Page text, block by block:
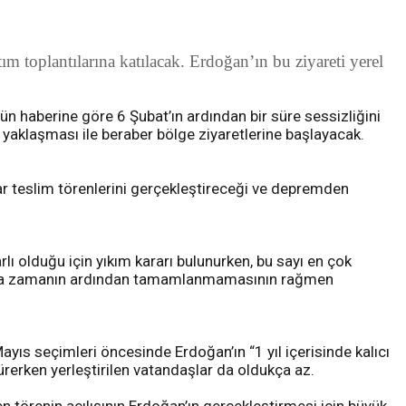
toplantılarına katılacak. Erdoğan’ın bu ziyareti yerel
haberine göre 6 Şubat’ın ardından bir süre sessizliğini
ile beraber bölge ziyaretlerine başlayacak.
teslim törenlerini gerçekleştireceği ve depremden
olduğu için yıkım kararı bulunurken, bu sayı en çok
ardından tamamlanmamasının rağmen
seçimleri öncesinde Erdoğan’ın “1 yıl içerisinde kalıcı
yerleştirilen vatandaşlar da oldukça az.